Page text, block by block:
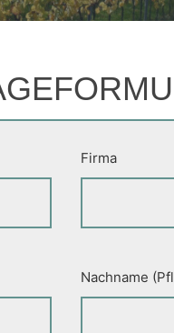
Firma
Nachname